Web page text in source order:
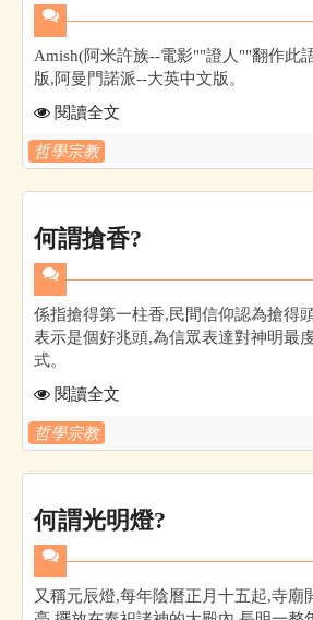
Amish(阿米許族--電影""證人""翻作此
版,阿曼門諾派--大英中文版。
閱讀全文
哲學宗教
何謂搶香?
係指搶得第一柱香,民間信仰認為搶得
表示是個好兆頭,為信眾表達對神明最
式。
閱讀全文
哲學宗教
何謂光明燈?
又稱元辰燈,每年陰曆正月十五起,寺廟